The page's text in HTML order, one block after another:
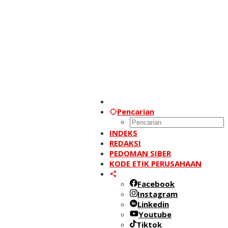
Pencarian
INDEKS
REDAKSI
PEDOMAN SIBER
KODE ETIK PERUSAHAAN
Facebook
Instagram
Linkedin
Youtube
Tiktok